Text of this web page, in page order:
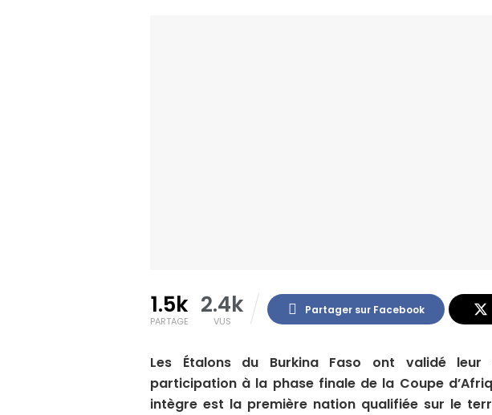
1.5k
PARTAGE
2.4k
VUS
Partager sur Facebook
Les Étalons du Burkina Faso ont validé
participation à la phase finale de la Coupe
intègre est la première nation qualifiée sur le